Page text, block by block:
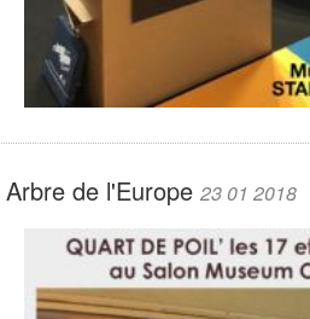
Arbre de l'Europe 23 01 2018